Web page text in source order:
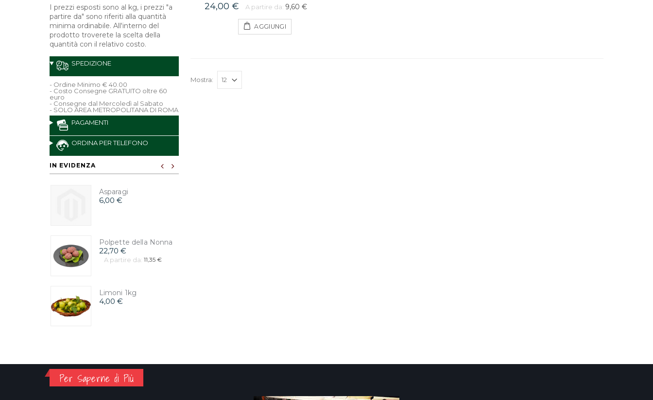
24,00 € A partire da: 9,60 €
AGGIUNGI
Mostra:
I prezzi esposti sono al kg, i prezzi "a
partire da" sono riferiti alla quantità
minima ordinabile. All'interno del
prodotto troverete la scelta della
quantità con il relativo costo.
SPEDIZIONE
- Ordine Minimo € 40.00
- Costo Consegne GRATUITO oltre 60
euro
- Consegne dal Mercoledì al Sabato
- SOLO AREA METROPOLITANA DI ROMA
PAGAMENTI
ORDINA PER TELEFONO
IN EVIDENZA
Asparagi
6,00 €
Polpette della Nonna
22,70 €
A partire da: 11,35 €
Limoni 1kg
4,00 €
Per Saperne di Più